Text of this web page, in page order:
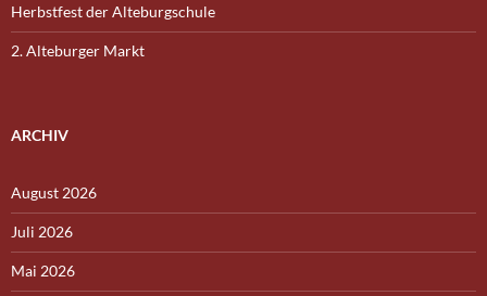
Herbstfest der Alteburgschule
2. Alteburger Markt
ARCHIV
August 2026
Juli 2026
Mai 2026